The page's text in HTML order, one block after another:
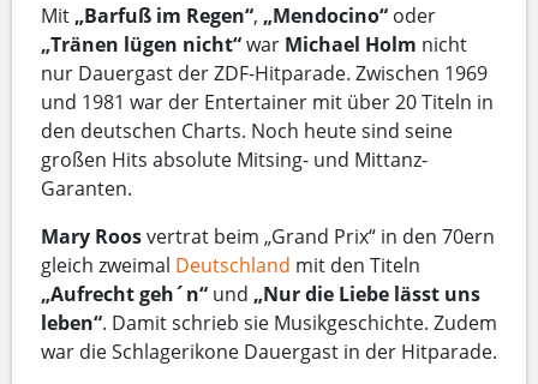
Mit „Barfuß im Regen“, „Mendocino“ oder
„Tränen lügen nicht“war Michael Holm nicht
nur Dauergast der ZDF-Hitparade. Zwischen 1969
und 1981 war der Entertainer mit über 20 Titeln in
den deutschen Charts. Noch heute sind seine
großen Hits absolute Mitsing- und Mittanz-
Garanten.
Mary Roosvertrat beim „Grand Prix“ in den 70ern
gleich zweimal Deutschland mit den Titeln
„Aufrecht geh´n“ und „Nur die Liebe lässt uns
leben“. Damit schrieb sie Musikgeschichte. Zudem
war die Schlagerikone Dauergast in der Hitparade.